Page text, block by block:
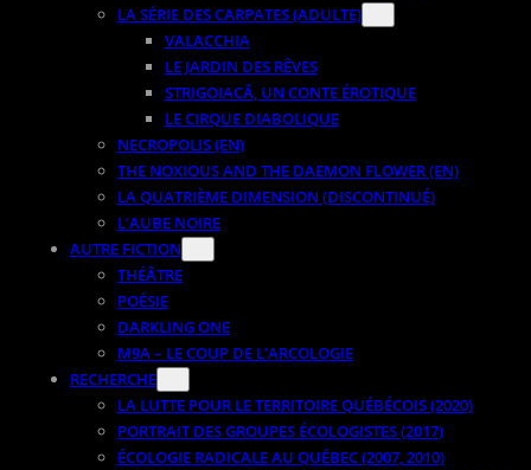
LA SÉRIE DES CARPATES (ADULTE)
VALACCHIA
LE JARDIN DES RÊVES
STRIGOIACĂ, UN CONTE ÉROTIQUE
LE CIRQUE DIABOLIQUE
NECROPOLIS (EN)
THE NOXIOUS AND THE DAEMON FLOWER (EN)
LA QUATRIÈME DIMENSION (DISCONTINUÉ)
L’AUBE NOIRE
AUTRE FICTION
THÉÂTRE
POÉSIE
DARKLING ONE
M9A – LE COUP DE L’ARCOLOGIE
RECHERCHE
LA LUTTE POUR LE TERRITOIRE QUÉBÉCOIS (2020)
PORTRAIT DES GROUPES ÉCOLOGISTES (2017)
ÉCOLOGIE RADICALE AU QUÉBEC (2007, 2010)